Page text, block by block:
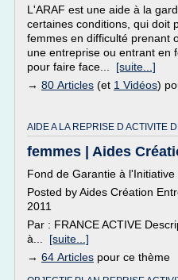
L'ARAF est une aide à la
certaines conditions, qui doit
femmes en difficulté prenant
une entreprise ou entrant en
pour faire face... [suite...]
→ 80 Articles (et 1 Vidéos)
AIDE A LA REPRISE D ACTIVITE
femmes | Aides
Fond de Garantie à
Posted by Aides Création
2011
Par : FRANCE ACTIVE
à... [suite...]
→ 64 Articles pour ce thème